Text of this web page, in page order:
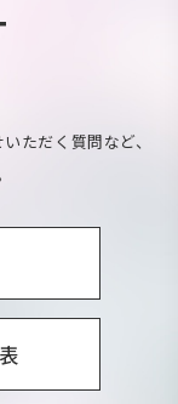
ただく質問など、